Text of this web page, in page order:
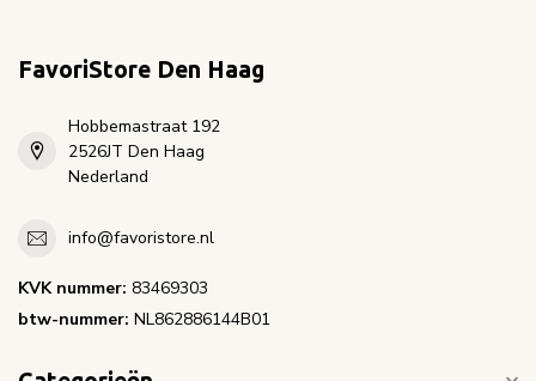
FavoriStore Den Haag
Hobbemastraat 192
2526JT Den Haag
Nederland
info@favoristore.nl
KVK nummer: 83469303
btw-nummer: NL862886144B01